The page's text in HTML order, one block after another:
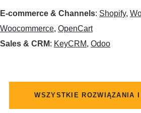
E-commerce & Channels: Shopify,
Woocommerce, OpenCart
Sales & CRM: KeyCRM, Odoo
WSZYSTKIE ROZWIĄZANIA